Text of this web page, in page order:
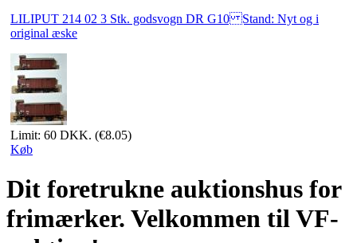
LILIPUT 214 02 3 Stk. godsvogn DR G10 Stand: Nyt og i
original æske
Limit: 60 DKK. (€8.05)
Køb
Dit foretrukne auktionshus for
frimærker. Velkommen til VF-